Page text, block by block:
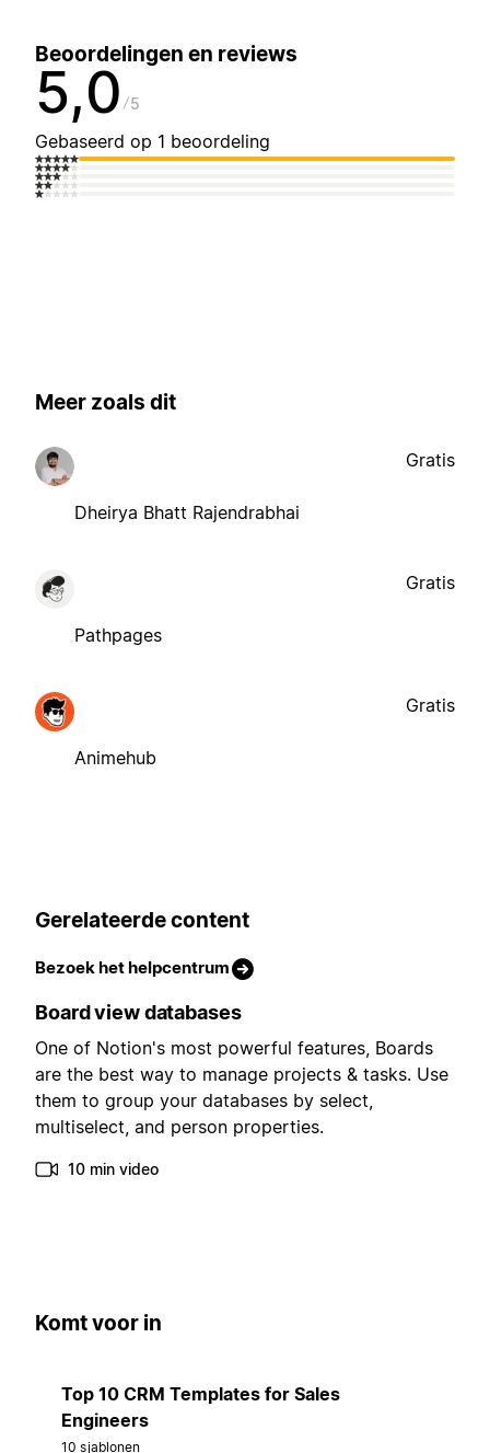
Beoordelingen en reviews
5,0 5
Gebaseerd op 1 beoordeling
Meer zoals dit
Dheirya Bhatt Rajendrabhai
Gratis
Pathpages
Gratis
Animehub
Gratis
Gerelateerde content
Bezoek het helpcentrum
Board view databases
One of Notion's most powerful features, Boards
are the best way to manage projects & tasks. Use
them to group your databases by select,
multiselect, and person properties.
10 min video
Komt voor in
Top 10 CRM Templates for Sales
Engineers
10 sjablonen